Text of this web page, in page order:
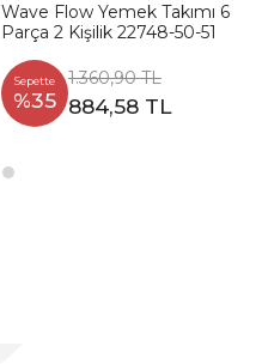
Wave Flow Yemek Takımı 6
Parça 2 Kişilik 22748-50-51
Sepette
%35
1.360,90 TL
884,58 TL